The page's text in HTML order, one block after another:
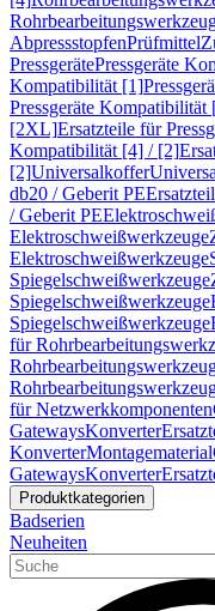
AbpressstopfenPrüfmittel
PressgerätePressgeräte
Kompatibilität [1]
Pressgeräte Kompatibilität
[2XL]Ersatzteile für
Kompatibilität [4] / [2]
[2]Universalkoffer
db20 / Geberit PE
/ Geberit PE
Elektroschweißwerkzeuge
Elektroschweißwerkzeuge
Spiegelschweißwerkzeuge
Spiegelschweißwerkzeuge
Spiegelschweißwerkzeuge
für
für Netzwerkkomponenten
GatewaysKonverter
KonverterMontagematerial
GatewaysKonverter
Produktkategorien
Badserien
Neuheiten